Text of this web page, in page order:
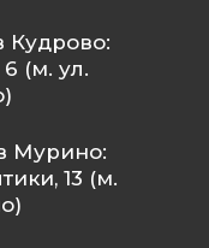
Кудрово:
(м. ул.
Мурино:
13 (м.